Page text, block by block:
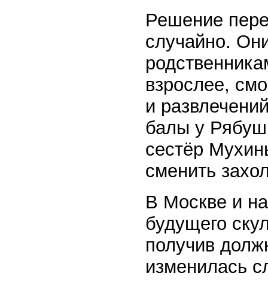
Решение
случайно.
взрослее,
и
балы у
сестёр
сменить
В Москве и
будущего
получив
изменилась